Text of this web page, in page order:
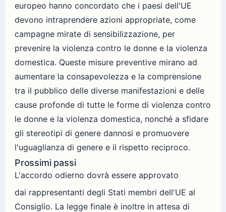
europeo hanno concordato che i paesi dell'UE
devono intraprendere azioni appropriate, come
campagne mirate di sensibilizzazione, per
prevenire la violenza contro le donne e la violenza
domestica. Queste misure preventive mirano ad
aumentare la consapevolezza e la comprensione
tra il pubblico delle diverse manifestazioni e delle
cause profonde di tutte le forme di violenza contro
le donne e la violenza domestica, nonché a sfidare
gli stereotipi di genere dannosi e promuovere
l'uguaglianza di genere e il rispetto reciproco.
Prossimi passi
L'accordo odierno dovrà essere approvato
dai rappresentanti degli Stati membri dell'UE al
Consiglio. La legge finale è inoltre in attesa di